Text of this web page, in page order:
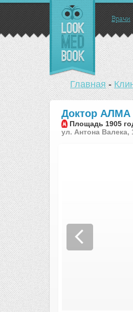
Врачи
Главная-
Доктор АЛМА
Площадь 1905
ул. Антона Валека,